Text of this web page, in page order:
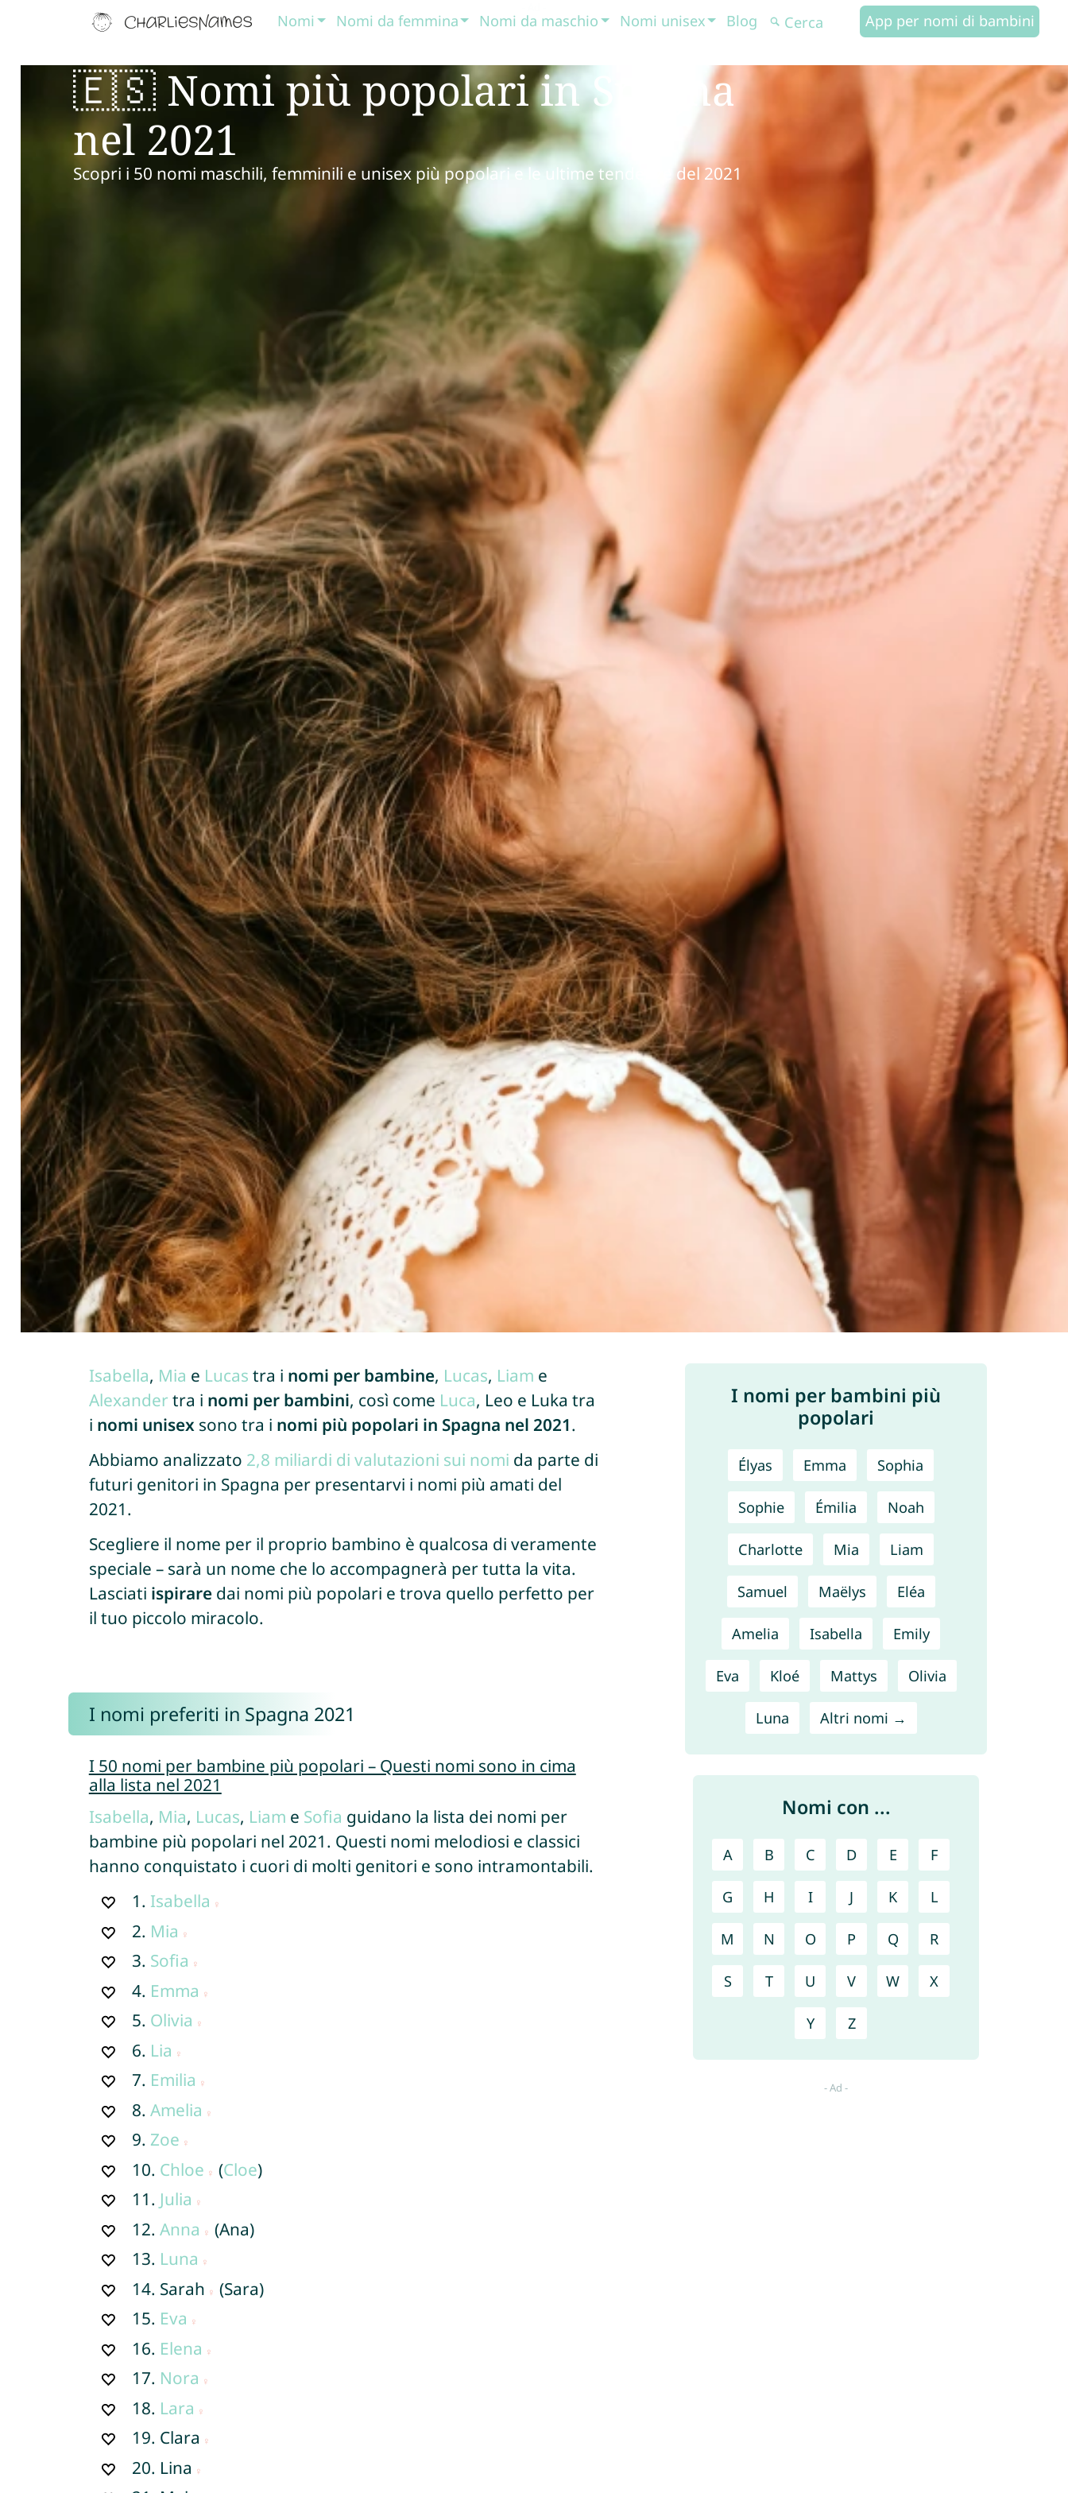
Nomi Nomi da femmina Nomi da maschio Nomi unisex Blog App per nomi di bambini
🇪🇸 Nomi più popolari in Spagna
nel 2021
Scopri i 50 nomi maschili, femminili e unisex più popolari e le ultime tendenze del 2021
Isabella, Mia e Lucas tra i nomi per bambine, Lucas, Liam e
Alexander tra i nomi per bambini, così come Luca, Leo e Luka tra
i nomi unisexsono tra i nomi più popolari in Spagna nel 2021.
Abbiamo analizzato 2,8 miliardi di valutazioni sui nomi da parte di
futuri genitori in Spagna per presentarvi i nomi più amati del
2021.
Scegliere il nome per il proprio bambino è qualcosa di veramente
speciale – sarà un nome che lo accompagnerà per tutta la vita.
Lasciati ispiraredai nomi più popolari e trova quello perfetto per
il tuo piccolo miracolo.
I nomi preferiti in Spagna 2021
I 50 nomi per bambine più popolari – Questi nomi sono in cima
alla lista nel 2021
Isabella, Mia, Lucas, Liam e Sofia guidano la lista dei nomi per
bambine più popolari nel 2021. Questi nomi melodiosi e classici
hanno conquistato i cuori di molti genitori e sono intramontabili.
1. Isabella
2. Mia
3. Sofia
4. Emma
5. Olivia
6. Lia
7. Emilia
8.Amelia
9. Zoe
10. Chloe (Cloe)
11. Julia
12.Anna
(Ana)
13. Luna
14. Sarah
(Sara)
15. Eva
16. Elena
17. Nora
18. Lara
19. Clara
20. Lina
I nomi per bambini più
popolari
Élyas Emma Sophia
Sophie Émilia Noah
Charlotte Mia Liam
Samuel Maëlys Eléa
Amelia Isabella Emily
Eva Kloé Mattys Olivia
Luna Altri nomi →
Nomi con ...
A B C D E F
G H I J K L
M N O P Q R
S T U V W X
Y Z